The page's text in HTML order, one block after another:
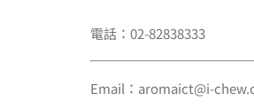
電話：02-82838333
Email：aromaict@i-